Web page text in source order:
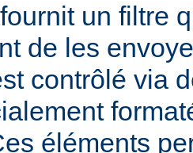
un filtre
de les
contrôlé via
éléments